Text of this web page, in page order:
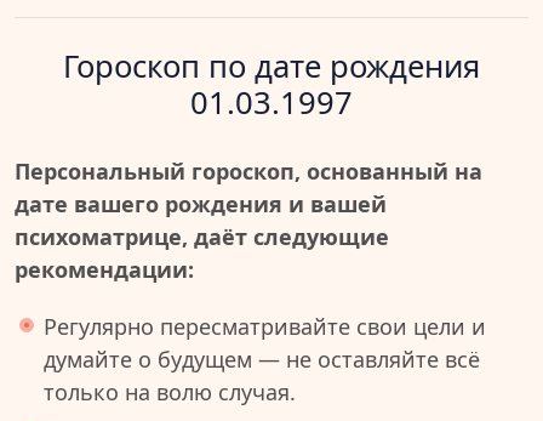
Гороскоп по дате рождения
01.03.1997
Персональный гороскоп, основанный на
дате вашего рождения и вашей
психоматрице, даёт следующие
рекомендации:
Регулярно пересматривайте свои цели и
думайте о будущем — не оставляйте всё
только на волю случая.